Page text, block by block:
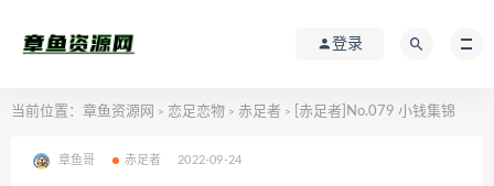
登录
当前位置： 章鱼资源网 > 恋足恋物 > 赤足者 > [赤足者]No.079 小钱集锦
章鱼哥 赤足者 2022-09-24